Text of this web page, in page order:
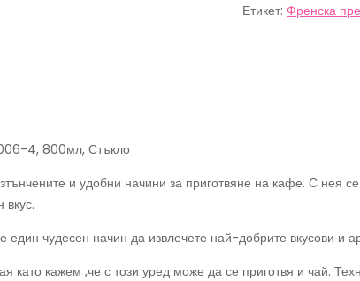
и
кафе
Етикет:Френска
4, 800мл, Стъкло
и удобни начини за приготвяне на кафе. С нея
вкус.
един чудесен начин да извлечете най-добрите вкусови и
като кажем ,че с този уред може да се приготвя и чай.